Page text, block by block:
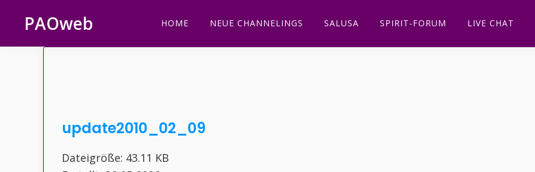
Hauptnavigation
springen
Inhalt
springen
Seitenspalte
springen
Fußzeile
springen
PAOweb HOME NEUE CHANNELINGS SALUSA SPIRIT-FORUM LIVE CHAT
update2010_02_09
Dateigröße: 43.11 KB